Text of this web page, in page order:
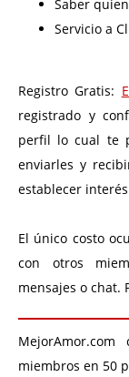
Saber
Servicio a
Registro Gratis:
registrado y
perfil lo cual te
enviarles y
establecer
El único costo
con otros
mensajes o chat.
miembros en 50